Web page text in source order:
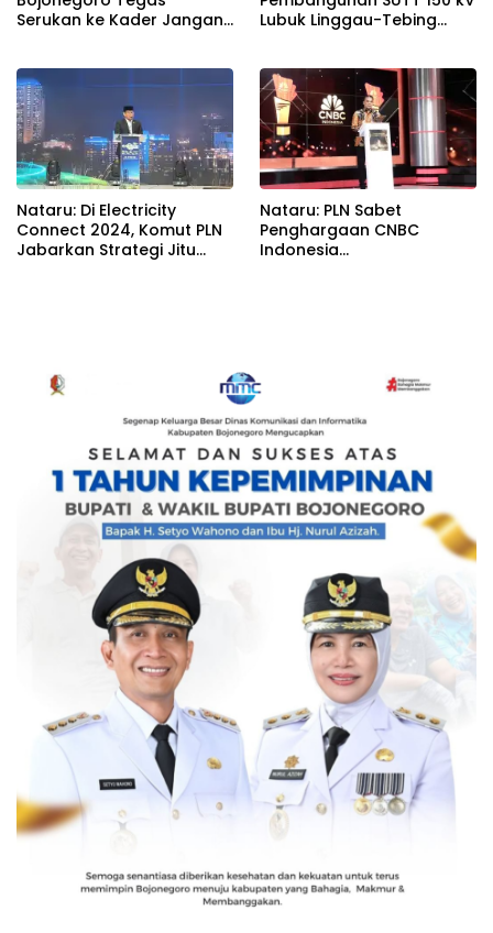
Serukan ke Kader Jangan
Lubuk Linggau-Tebing
Nataru: Di Electricity
Connect 2024, Komut PLN
Jabarkan Strategi Jitu
Nataru: PLN Sabet
Penghargaan CNBC
Indonesia